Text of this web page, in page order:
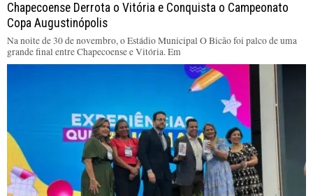
Chapecoense Derrota o Vitória e Conquista o Campeonato
Copa Augustinópolis
Na noite de 30 de novembro, o Estádio Municipal O Bicão foi palco de uma
grande final entre Chapecoense e Vitória. Em